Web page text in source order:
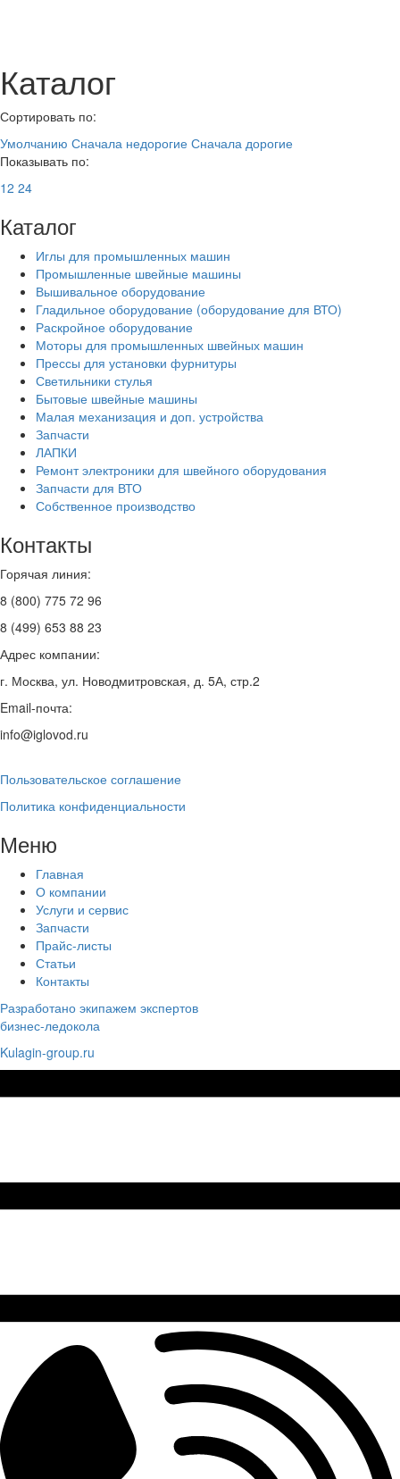
Каталог
Сортировать по:
Умолчанию Сначала недорогие Сначала дорогие
Показывать по:
12 24
Каталог
Иглы для промышленных машин
Промышленные швейные машины
Вышивальное оборудование
Гладильное оборудование (оборудование для ВТО)
Раскройное оборудование
Моторы для промышленных швейных машин
Прессы для установки фурнитуры
Светильники стулья
Бытовые швейные машины
Малая механизация и доп. устройства
Запчасти
ЛАПКИ
Ремонт электроники для швейного оборудования
Запчасти для ВТО
Собственное производство
Контакты
Горячая линия:
8 (800) 775 72 96
8 (499) 653 88 23
Адрес компании:
г. Москва, ул. Новодмитровская, д. 5А, стр.2
Email-почта:
info@iglovod.ru
Пользовательское соглашение
Политика конфиденциальности
Меню
Главная
О компании
Услуги и сервис
Запчасти
Прайс-листы
Статьи
Контакты
Разработано экипажем экспертов
бизнес-ледокола
Kulagin-group.ru